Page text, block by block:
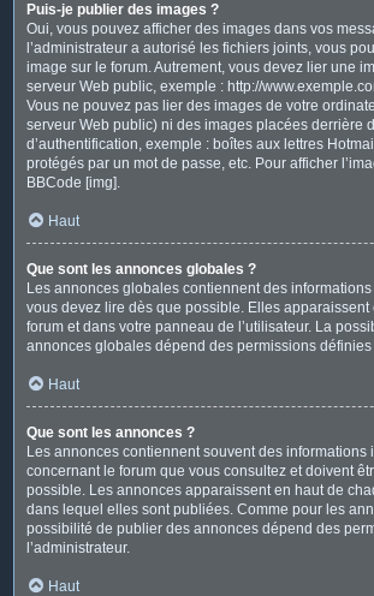
Puis-je publier des images ?
Oui, vous pouvez afficher des images dans vos
l’administrateur a autorisé les fichiers joints, vous
image sur le forum. Autrement, vous devez lier une
serveur Web public, exemple : http://
Vous ne pouvez pas lier des images de votre
serveur Web public) ni des images placées derrière
d’authentification, exemple : boîtes aux lettres
protégés par un mot de passe, etc. Pour afficher
BBCode [img].
Haut
Que sont les annonces globales ?
Les annonces globales contiennent des
vous devez lire dès que possible. Elles apparaissent
forum et dans votre panneau de l’utilisateur. La
annonces globales dépend des permissions définies
Haut
Que sont les annonces ?
Les annonces contiennent souvent des informations
concernant le forum que vous consultez et doivent
possible. Les annonces apparaissent en haut de
dans lequel elles sont publiées. Comme pour les
possibilité de publier des annonces dépend des
l’administrateur.
Haut